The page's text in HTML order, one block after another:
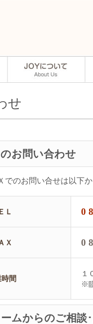
せ
お問い合わせ
でのお問い合せは以下
Ｌ
Ｘ
間
１
※
ムからのご相談